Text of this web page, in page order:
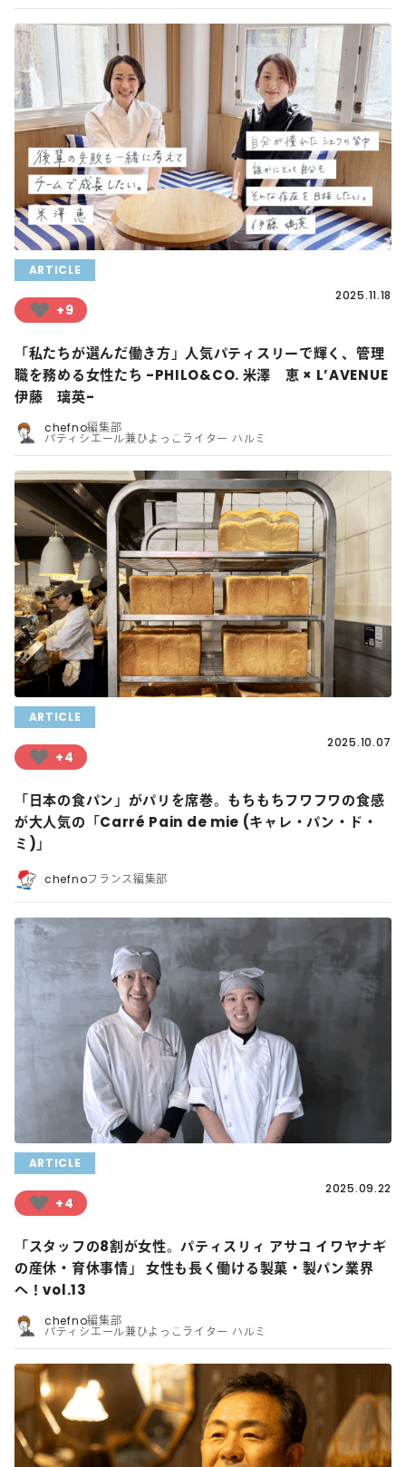
ARTICLE
+9
2025.11.18
「私たちが選んだ働き方」人気パティスリーで輝く、管理
職を務める女性たち -PHILO&CO. 米澤 恵 × L’AVENUE
伊藤 璃英-
chefno編集部
パティシエール兼ひよっこライター ハルミ
ARTICLE
+4
2025.10.07
「日本の食パン」がパリを席巻。もちもちフワフワの食感
が大人気の「Carré Pain de mie (キャレ・パン・ド・
ミ)」
chefnoフランス編集部
ARTICLE
+4
2025.09.22
「スタッフの8割が女性。パティスリィ アサコ イワヤナギ
の産休・育休事情」 女性も長く働ける製菓・製パン業界
へ！vol.13
chefno編集部
パティシエール兼ひよっこライター ハルミ